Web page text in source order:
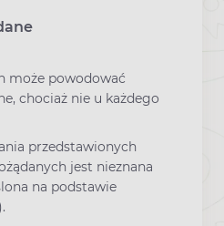
może powodować
chociaż nie u każdego
przedstawionych
jest nieznana
na podstawie